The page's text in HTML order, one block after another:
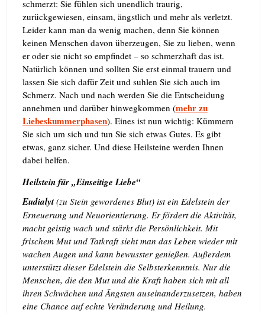
schmerzt: Sie fühlen sich unendlich traurig,
zurückgewiesen, einsam, ängstlich und mehr als verletzt.
Leider kann man da wenig machen, denn Sie können
keinen Menschen davon überzeugen, Sie zu lieben, wenn
er oder sie nicht so empfindet – so schmerzhaft das ist.
Natürlich können und sollten Sie erst einmal trauern und
lassen Sie sich dafür Zeit und suhlen Sie sich auch im
Schmerz. Nach und nach werden Sie die Entscheidung
annehmen und darüber hinwegkommen (mehr zu
Liebeskummerphasen). Eines ist nun wichtig: Kümmern
Sie sich um sich und tun Sie sich etwas Gutes. Es gibt
etwas, ganz sicher. Und diese Heilsteine werden Ihnen
dabei helfen.
Heilstein für „Einseitige Liebe“
Eudialyt(zu Stein gewordenes Blut) ist ein Edelstein der
Erneuerung und Neuorientierung. Er fördert die Aktivität,
macht geistig wach und stärkt die Persönlichkeit. Mit
frischem Mut und Tatkraft sieht man das Leben wieder mit
wachen Augen und kann bewusster genießen. Außerdem
unterstützt dieser Edelstein die Selbsterkenntnis. Nur die
Menschen, die den Mut und die Kraft haben sich mit all
ihren Schwächen und Ängsten auseinanderzusetzen, haben
eine Chance auf echte Veränderung und Heilung.